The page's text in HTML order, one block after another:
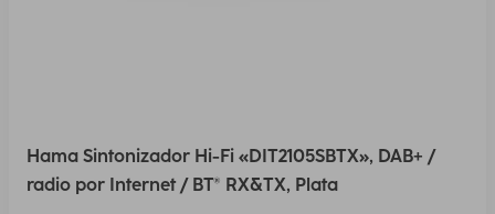
Hama Sintonizador Hi-Fi «DIT2105SBTX», DAB+ /
radio por Internet / BT® RX&TX, Plata